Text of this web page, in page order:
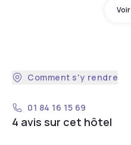
Comment s'y rendre
01 84 16 15 69
4 avis sur cet hôtel